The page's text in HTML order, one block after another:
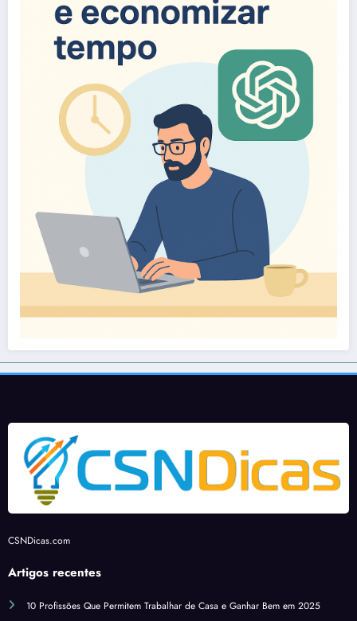
CSNDicas.com
Artigos recentes
10 Profissões Que Permitem Trabalhar de Casa e Ganhar Bem em 2025